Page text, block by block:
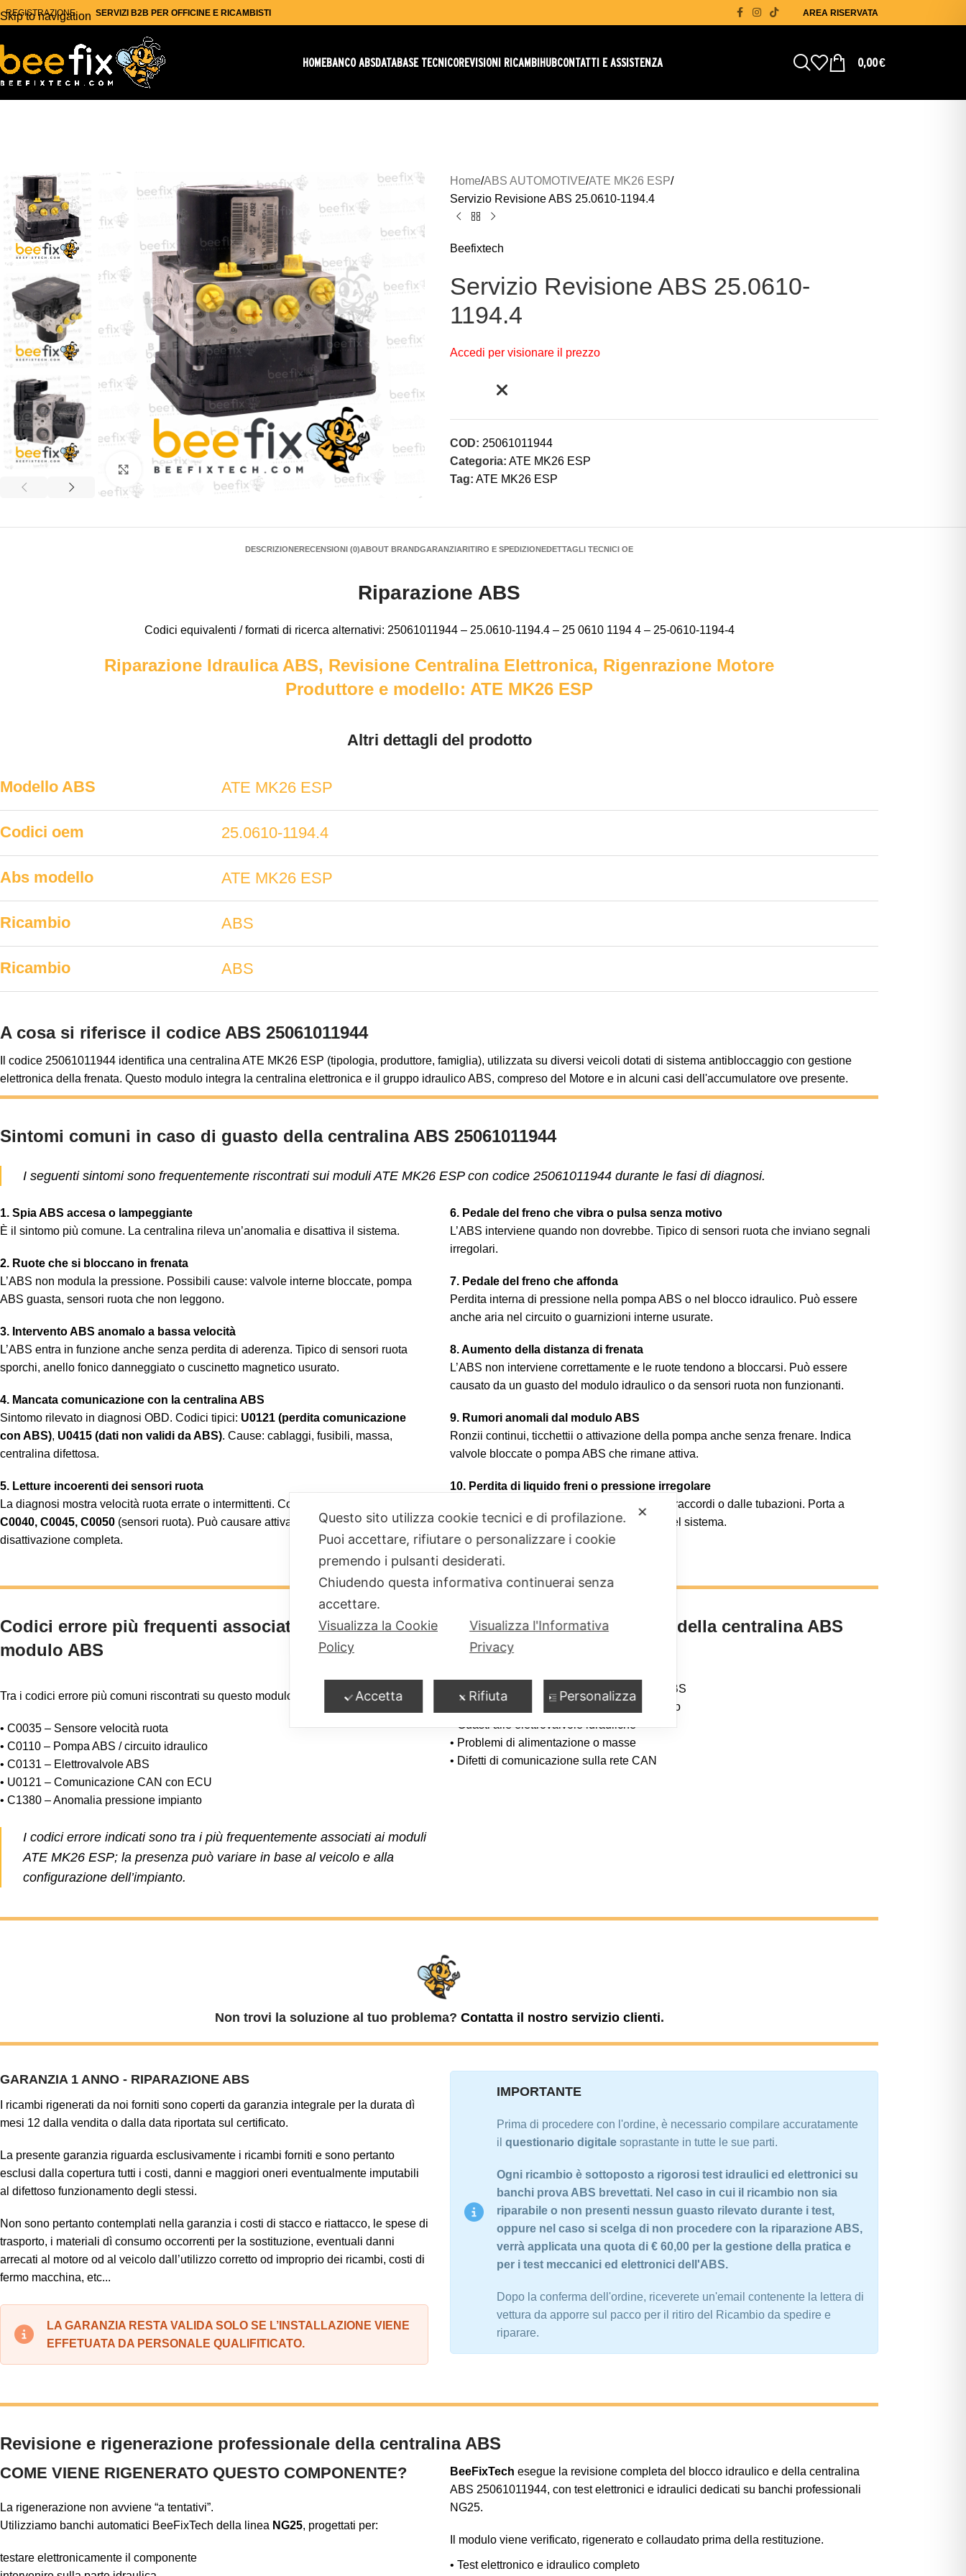
Skip to navigation
REGISTRAZIONE SERVIZI B2B PER OFFICINE E RICAMBISTI AREA RISERVATA
HOMEBANCO ABSDATABASE TECNICOREVISIONI RICAMBIHUBCONTATTI E ASSISTENZA 0,00€
Click to enlarge
Home ABS AUTOMOTIVE ATE MK26 ESP
Servizio Revisione ABS 25.0610-1194.4
Beefixtech
Servizio Revisione ABS 25.0610-
1194.4
Accedi per visionare il prezzo
COD: 25061011944
Categoria: ATE MK26 ESP
Tag: ATE MK26 ESP
DESCRIZIONERECENSIONI (0)ABOUT BRANDGARANZIARITIRO E SPEDIZIONEDETTAGLI TECNICI OE
Riparazione ABS
Codici equivalenti / formati di ricerca alternativi: 25061011944 – 25.0610-1194.4 – 25 0610 1194 4 – 25-0610-1194-4
Riparazione Idraulica ABS, Revisione Centralina Elettronica, Rigenrazione Motore
Produttore e modello: ATE MK26 ESP
Altri dettagli del prodotto
Modello ABS ATE MK26 ESP
Codici oem 25.0610-1194.4
Abs modello ATE MK26 ESP
Ricambio ABS
Ricambio ABS
A cosa si riferisce il codice ABS 25061011944
Il codice 25061011944 identifica una centralina ATE MK26 ESP (tipologia, produttore, famiglia), utilizzata su diversi veicoli dotati di sistema antibloccaggio con gestione
elettronica della frenata. Questo modulo integra la centralina elettronica e il gruppo idraulico ABS, compreso del Motore e in alcuni casi dell'accumulatore ove presente.
Sintomi comuni in caso di guasto della centralina ABS 25061011944
I seguenti sintomi sono frequentemente riscontrati sui moduli ATE MK26 ESP con codice 25061011944 durante le fasi di diagnosi.
1. Spia ABS accesa o lampeggiante
È il sintomo più comune. La centralina rileva un’anomalia e disattiva il sistema.
2. Ruote che si bloccano in frenata
L’ABS non modula la pressione. Possibili cause: valvole interne bloccate, pompa
ABS guasta, sensori ruota che non leggono.
3. Intervento ABS anomalo a bassa velocità
L’ABS entra in funzione anche senza perdita di aderenza. Tipico di sensori ruota
sporchi, anello fonico danneggiato o cuscinetto magnetico usurato.
4. Mancata comunicazione con la centralina ABS
Sintomo rilevato in diagnosi OBD. Codici tipici: U0121 (perdita comunicazione
con ABS), U0415 (dati non validi da ABS). Cause: cablaggi, fusibili, massa,
centralina difettosa.
5. Letture incoerenti dei sensori ruota
La diagnosi mostra velocità ruota errate o intermittenti. Codici frequenti:
C0040, C0045, C0050 (sensori ruota). Può causare attivazione ABS indesiderata o
disattivazione completa.
6. Pedale del freno che vibra o pulsa senza motivo
L’ABS interviene quando non dovrebbe. Tipico di sensori ruota che inviano segnali
irregolari.
7. Pedale del freno che affonda
Perdita interna di pressione nella pompa ABS o nel blocco idraulico. Può essere
anche aria nel circuito o guarnizioni interne usurate.
8. Aumento della distanza di frenata
L’ABS non interviene correttamente e le ruote tendono a bloccarsi. Può essere
causato da un guasto del modulo idraulico o da sensori ruota non funzionanti.
9. Rumori anomali dal modulo ABS
Ronzii continui, ticchettii o attivazione della pompa anche senza frenare. Indica
valvole bloccate o pompa ABS che rimane attiva.
10. Perdita di liquido freni o pressione irregolare
Può provenire dal blocco idraulico ABS, dai raccordi o dalle tubazioni. Porta a
frenata instabile e possibile disattivazione del sistema.
Codici errore più frequenti associati a questo
modulo ABS
Tra i codici errore più comuni riscontrati su questo modulo ABS troviamo:
• C0035 – Sensore velocità ruota
• C0110 – Pompa ABS / circuito idraulico
• C0131 – Elettrovalvole ABS
• U0121 – Comunicazione CAN con ECU
• C1380 – Anomalia pressione impianto
I codici errore indicati sono tra i più frequentemente associati ai moduli
ATE MK26 ESP; la presenza può variare in base al veicolo e alla
configurazione dell’impianto.
Cause frequenti del guasto della centralina ABS
25061011944
• Usura o bloccaggio del motorino pompa ABS
• Infiltrazioni di umidità nel modulo elettronico
• Guasti alle elettrovalvole idrauliche
• Problemi di alimentazione o masse
• Difetti di comunicazione sulla rete CAN
Non trovi la soluzione al tuo problema? Contatta il nostro servizio clienti.
GARANZIA 1 ANNO - RIPARAZIONE ABS
I ricambi rigenerati da noi forniti sono coperti da garanzia integrale per la durata dì
mesi 12 dalla vendita o dalla data riportata sul certificato.
La presente garanzia riguarda esclusivamente i ricambi forniti e sono pertanto
esclusi dalla copertura tutti i costi, danni e maggiori oneri eventualmente imputabili
al difettoso funzionamento degli stessi.
Non sono pertanto contemplati nella garanzia i costi di stacco e riattacco, le spese di
trasporto, i materiali dì consumo occorrenti per la sostituzione, eventuali danni
arrecati al motore od al veicolo dall’utilizzo corretto od improprio dei ricambi, costi di
fermo macchina, etc...
LA GARANZIA RESTA VALIDA SOLO SE L’INSTALLAZIONE VIENE
EFFETUATA DA PERSONALE QUALIFITICATO.
IMPORTANTE
Prima di procedere con l'ordine, è necessario compilare accuratamente
il questionario digitale soprastante in tutte le sue parti.
Ogni ricambio è sottoposto a rigorosi test idraulici ed elettronici su
banchi prova ABS brevettati. Nel caso in cui il ricambio non sia
riparabile o non presenti nessun guasto rilevato durante i test,
oppure nel caso si scelga di non procedere con la riparazione ABS,
verrà applicata una quota di € 60,00 per la gestione della pratica e
per i test meccanici ed elettronici dell'ABS.
Dopo la conferma dell'ordine, riceverete un'email contenente la lettera di
vettura da apporre sul pacco per il ritiro del Ricambio da spedire e
riparare.
Revisione e rigenerazione professionale della centralina ABS
COME VIENE RIGENERATO QUESTO COMPONENTE?
La rigenerazione non avviene “a tentativi”.
Utilizziamo banchi automatici BeeFixTech della linea NG25, progettati per:
testare elettronicamente il componente
BeeFixTech esegue la revisione completa del blocco idraulico e della centralina
ABS 25061011944, con test elettronici e idraulici dedicati su banchi professionali
NG25.
Il modulo viene verificato, rigenerato e collaudato prima della restituzione.
• Test elettronico e idraulico completo
✕
Questo sito utilizza cookie tecnici e di profilazione.
Puoi accettare, rifiutare o personalizzare i cookie
premendo i pulsanti desiderati.
Chiudendo questa informativa continuerai senza
accettare.
Visualizza la Cookie
Policy
Visualizza l'Informativa
Privacy
Accetta Rifiuta Personalizza